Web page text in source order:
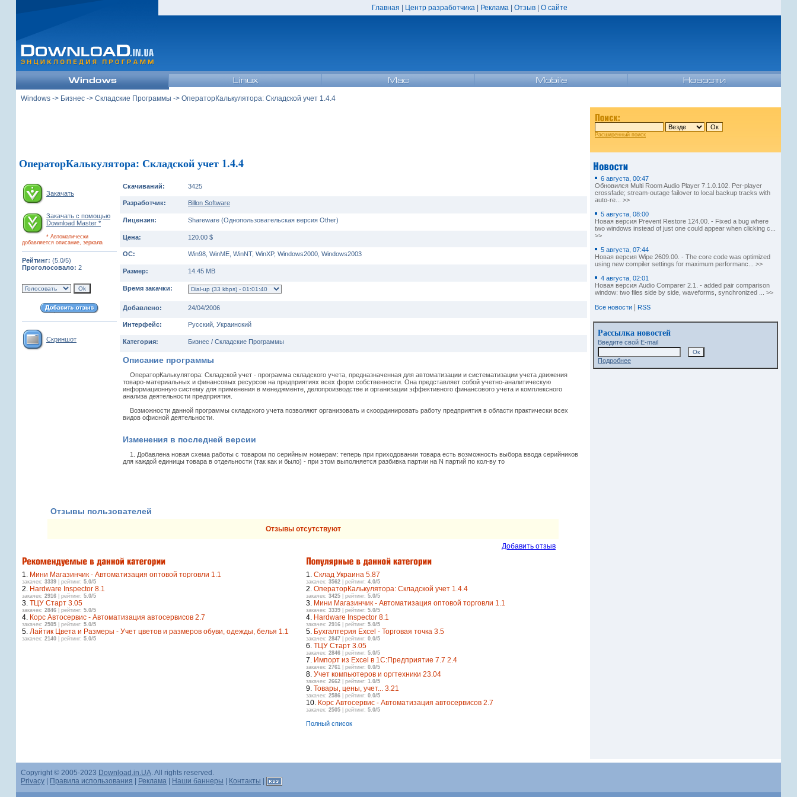
Главная Центр разработчика| Реклама| Отзыв| О сайте
Windows -> Бизнес -> Складские Программы -> ОператорКалькулятора: Складской учет 1.4.4
Расширенный поиск
ОператорКалькулятора: Складской учет 1.4.4
Закачать
Закачать с помощью
Download Master *
* Автоматически
добавляется описание, зеркала
Рейтинг: (5.0/5)
Проголосовало: 2
Скриншот
Скачиваний: 3425
Разработчик: Billon Software
Лицензия: Shareware (Однопользовательская версия Other)
Цена: 120.00 $
ОС: Win98, WinME, WinNT, WinXP, Windows2000, Windows2003
Размер: 14.45 MB
Время закачки:
Добавлено: 24/04/2006
Интерфейс: Русский, Украинский
Категория: Бизнес / Складские Программы
Описание программы
ОператорКалькулятора: Складской учет - программа складского учета, предназначенная для автоматизации и систематизации учета движения
товаро-материальных и финансовых ресурсов на предприятиях всех форм собственности. Она представляет собой учетно-аналитическую
информационную систему для применения в менеджменте, делопроизводстве и организации эффективного финансового учета и комплексного
анализа деятельности предприятия.
Возможности данной программы складского учета позволяют организовать и скоординировать работу предприятия в области практически всех
видов офисной деятельности.
Изменения в последней версии
1. Добавлена новая схема работы с товаром по серийным номерам: теперь при приходовании товара есть возможность выбора ввода серийников
для каждой единицы товара в отдельности (так как и было) - при этом выполняется разбивка партии на N партий по кол-ву то
Отзывы пользователей
Отзывы отсутствуют
Добавить отзыв
1. Мини Магазинчик - Автоматизация оптовой торговли 1.1
закачек: 3339 | рейтинг: 5.0/5
2. Hardware Inspector 8.1
закачек: 2916 | рейтинг: 5.0/5
3. ТЦУ Старт 3.05
закачек: 2846 | рейтинг: 5.0/5
4. Корс Автосервис - Автоматизация автосервисов 2.7
закачек: 2505 | рейтинг: 5.0/5
5. Лайтик Цвета и Размеры - Учет цветов и размеров обуви, одежды, белья 1.1
закачек: 2140 | рейтинг: 5.0/5
1. Склад Украина 5.87
закачек: 3562 | рейтинг: 4.0/5
2. ОператорКалькулятора: Складской учет 1.4.4
закачек: 3425 | рейтинг: 5.0/5
3. Мини Магазинчик - Автоматизация оптовой торговли 1.1
закачек: 3339 | рейтинг: 5.0/5
4. Hardware Inspector 8.1
закачек: 2916 | рейтинг: 5.0/5
5. Бухгалтерия Excel - Торговая точка 3.5
закачек: 2847 | рейтинг: 0.0/5
6. ТЦУ Старт 3.05
закачек: 2846 | рейтинг: 5.0/5
7. Импорт из Excel в 1С:Предприятие 7.7 2.4
закачек: 2761 | рейтинг: 0.0/5
8. Учет компьютеров и оргтехники 23.04
закачек: 2662 | рейтинг: 1.0/5
9. Товары, цены, учет... 3.21
закачек: 2586 | рейтинг: 0.0/5
10. Корс Автосервис - Автоматизация автосервисов 2.7
закачек: 2505 | рейтинг: 5.0/5
Полный список
6 августа, 00:47
Обновился Multi Room Audio Player 7.1.0.102. Per-player
crossfade; stream-outage failover to local backup tracks with
auto-re... >>
5 августа, 08:00
Новая версия Prevent Restore 124.00. - Fixed a bug where
two windows instead of just one could appear when clicking c...
>>
5 августа, 07:44
Новая версия Wipe 2609.00. - The core code was optimized
using new compiler settings for maximum performanc... >>
4 августа, 02:01
Новая версия Audio Comparer 2.1. - added pair comparison
window: two files side by side, waveforms, synchronized ... >>
Все новости RSS
Рассылка новостей
Введите свой E-mail
Подробнее
Copyright © 2005-2023 Download.in.UA. All rights reserved.
Privacy
Правила использования Реклама Наши баннеры Контакты